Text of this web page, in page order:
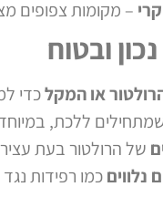
– מקומות צפופים
ובטוח
או המקלכדי
ללכת,
של הרולטור בעת
כמו רפידות